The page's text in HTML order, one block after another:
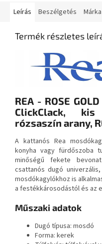
Leírás Beszélgetés Márka
Termék részletes
REA - ROSE
ClickClack,
rózsaszín arany,
A kattanós Rea
konyha vagy fürdőszoba
minőségű fekete
csattanós dugó
mosdókagylókhoz is
a festékkárosodástól és az
Műszaki adatok
Dugó típusa: mosdó
Forma: kerek